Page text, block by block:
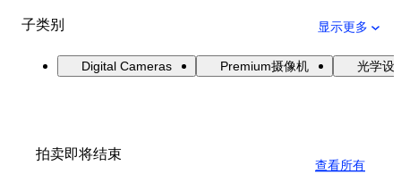
子类别 显示更多
Digital Cameras Premium摄像机 光学设
拍卖即将结束
查看所有